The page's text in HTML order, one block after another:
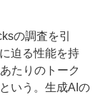
の調査を引
迫る性能を持
たりのトーク
いう。生成AIの